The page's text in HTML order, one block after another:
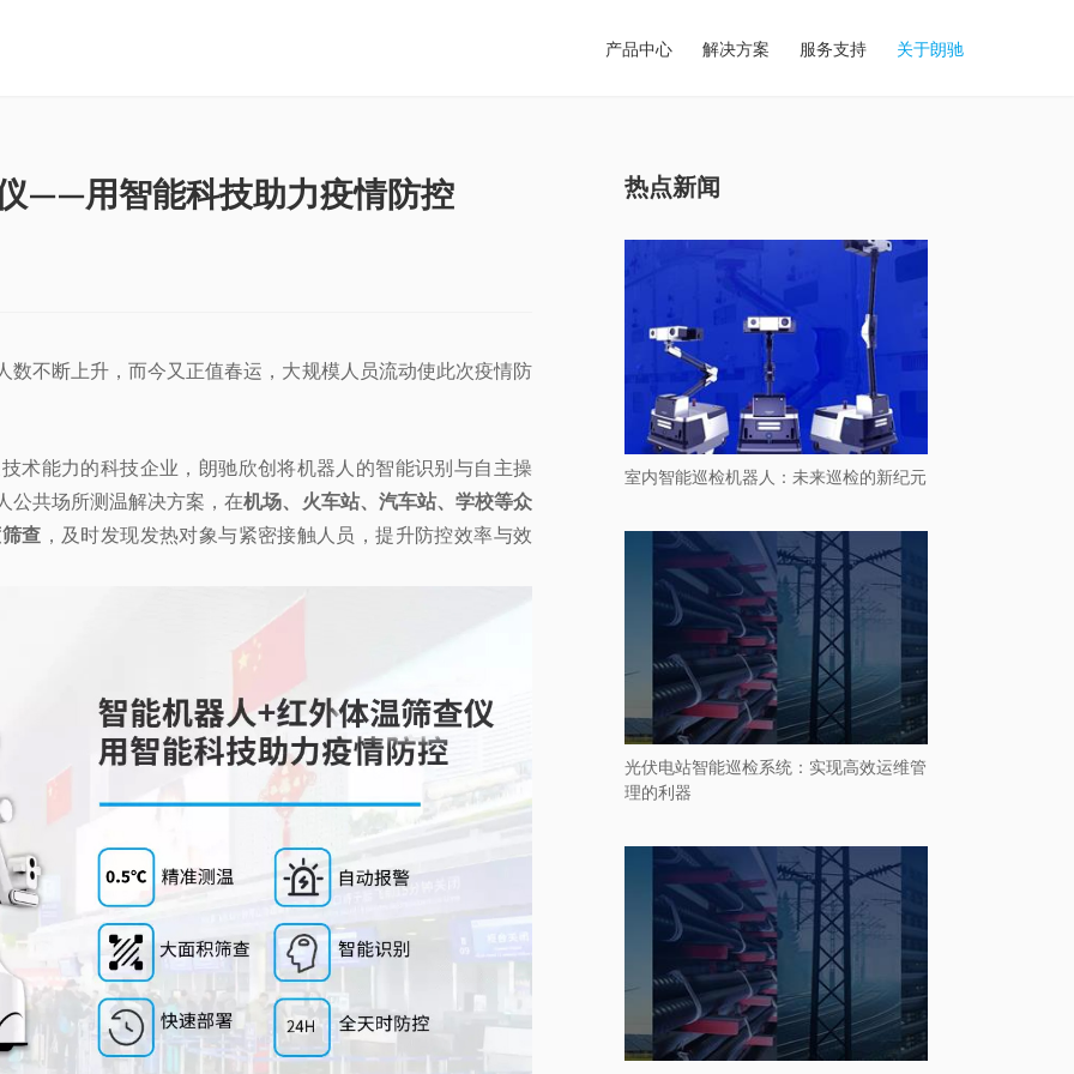
产品中心 解决方案 服务支持 关于朗驰
——用智能科技助力疫情防控
数不断上升，而今又正值春运，大规模人员流动使此次疫情防
术能力的科技企业，朗驰欣创将机器人的智能识别与自主操
公共场所测温解决方案，在机场、火车站、汽车站、学校等众
查 ，及时发现发热对象与紧密接触人员，提升防控效率与效
热点新闻
室内智能巡检机器人：未来巡检的新纪元
光伏电站智能巡检系统：实现高效运维管
理的利器